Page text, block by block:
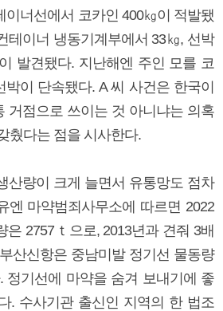
이너선에서 코카인 400㎏이 적발됐
테이너 냉동기계부에서 33㎏, 선박
발견됐다. 지난해엔 주인 모를 코
이 단속됐다. A 씨 사건은 한국이
거점으로 쓰이는 것 아니냐는 의혹
췄다는 점을 시사한다.
산량이 크게 늘면서 유통망도 점차
엔 마약범죄사무소에 따르면 2022
은 2757ｔ으로, 2013년과 견줘 3배
산신항은 중남미발 정기선 물동량
정기선에 마약을 숨겨 보내기에 좋
. 수사기관 출신인 지역의 한 법조